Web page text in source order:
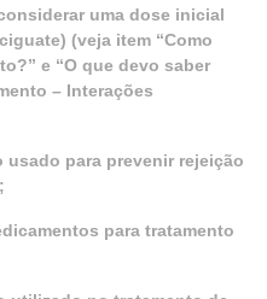
uma dose inicial
(veja item “Como
e “O que devo saber
– Interações
para prevenir rejeição
para tratamento